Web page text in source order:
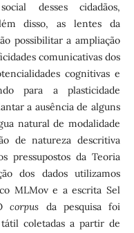
desses cidadãos,
disso, as lentes da
possibilitar a ampliação
comunicativas dos
cognitivas e
para a plasticidade
a ausência de alguns
natural de modalidade
de natureza descritiva
pressupostos da Teoria
dos dados utilizamos
MLMov e a escrita Sel
corpus da pesquisa foi
coletadas a partir de